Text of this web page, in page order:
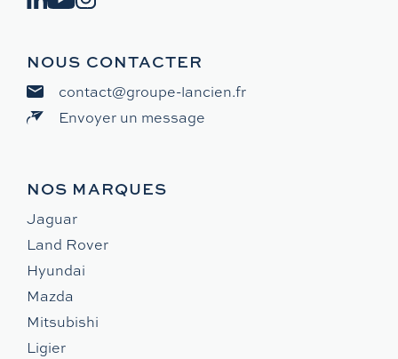
NOUS CONTACTER
contact@groupe-lancien.fr
Envoyer un message
NOS MARQUES
Jaguar
Land Rover
Hyundai
Mazda
Mitsubishi
Ligier